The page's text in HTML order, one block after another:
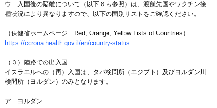
ウ 入国後の隔離について（以下６も参照）は、渡航先国やワクチン接
種状況により異なりますので、以下の国別リストをご確認ください。
（保健省ホームページ Red, Orange, Yellow Lists of Countries）
https://corona.health.gov.il/en/country-status
（３）陸路での出入国
イスラエルへの（再）入国は、タバ検問所（エジプト）及びヨルダン川
検問所（ヨルダン）のみとなります。
ア ヨルダン